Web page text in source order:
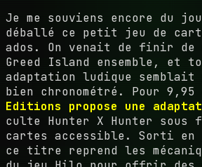
Je me souviens encore du
déballé ce petit jeu de
ados. On venait de finir
Greed Island ensemble, et
adaptation ludique semblait
bien chronométré. Pour 9,95
Editions propose une
culte Hunter X Hunter sous
cartes accessible. Sorti
ce titre reprend les